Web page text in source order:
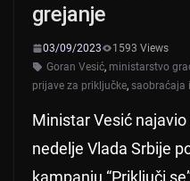
grejanje
03/09/2023
1593 Views
Goran Vesić, ministarstvo
prijave za priključke, saobraćaja
Ministar Vesić
nedelje Vlada Srbije
kampanju “Priključi